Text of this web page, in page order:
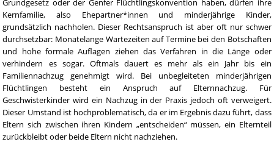
Grundgesetz oder der Genfer Flüchtlingskonvention haben, dürfen ihre
Kernfamilie, also Ehepartner*innen und minderjährige Kinder,
grundsätzlich nachholen. Dieser Rechtsanspruch ist aber oft nur schwer
durchsetzbar: Monatelange Wartezeiten auf Termine bei den Botschaften
und hohe formale Auflagen ziehen das Verfahren in die Länge oder
verhindern es sogar. Oftmals dauert es mehr als ein Jahr bis ein
Familiennachzug genehmigt wird. Bei unbegleiteten minderjährigen
Flüchtlingen besteht ein Anspruch auf Elternnachzug. Für
Geschwisterkinder wird ein Nachzug in der Praxis jedoch oft verweigert.
Dieser Umstand ist hochproblematisch, da er im Ergebnis dazu führt, dass
Eltern sich zwischen ihren Kindern „entscheiden“ müssen, ein Elternteil
zurückbleibt oder beide Eltern nicht nachziehen.